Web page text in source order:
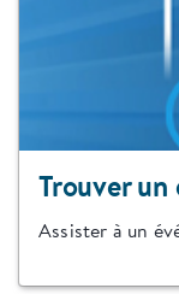
Trouver un
Assister à un